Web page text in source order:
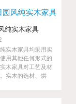
纯实木家具
实木家具均采用实
用其他任何形式的
木家具对工艺及材
实木的选材、烘